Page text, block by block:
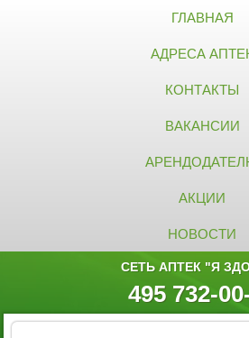
ГЛАВНАЯ
АДРЕСА
КОНТАКТЫ
ВАКАНСИИ
АКЦИИ
НОВОСТИ
СЕТЬ АПТЕК "Я
495 732-